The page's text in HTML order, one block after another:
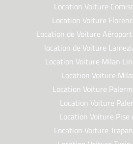
Location Voiture
Location Voiture
Location de Voiture
location de Voiture
Location Voiture Milan
Location Voiture
Location Voiture
Location Voiture
Location Voiture Pise
Location Voiture